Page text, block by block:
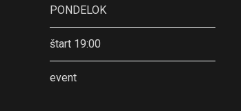
PONDELOK
štart 19:00
event